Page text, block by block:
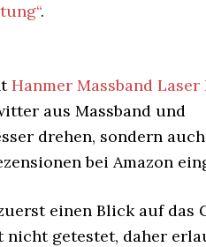
.
Hanmer Massband
aus Massband und
drehen, sondern
bei Amazon
einen Blick auf das
nicht getestet, daher